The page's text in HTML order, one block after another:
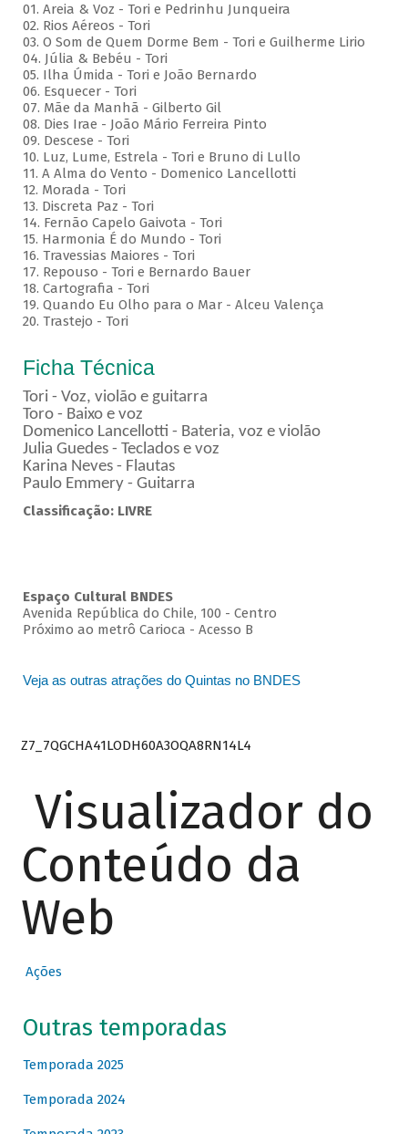
01. Areia & Voz - Tori e Pedrinhu Junqueira
02. ⁠Rios Aéreos - Tori
03. O Som de Quem Dorme Bem - Tori e Guilherme Lirio
04. Júlia & Bebéu - Tori
05. Ilha Úmida - Tori e João Bernardo
06. Esquecer - Tori
07. Mãe da Manhã - Gilberto Gil
08. Dies Irae - João Mário Ferreira Pinto
09. Descese - Tori
10. Luz, Lume, Estrela - Tori e Bruno di Lullo
11. A Alma do Vento - Domenico Lancellotti
12. Morada - Tori
13. Discreta Paz - Tori
14. Fernão Capelo Gaivota - Tori
15. Harmonia É do Mundo - Tori
16. Travessias Maiores - Tori
17. Repouso - Tori e Bernardo Bauer
⁠18. Cartografia - Tori
19. Quando Eu Olho para o Mar - Alceu Valença
20. Trastejo - Tori
Ficha Técnica
Tori - Voz, violão e guitarra
Toro - Baixo e voz
Domenico Lancellotti - Bateria, voz e violão
Julia Guedes - Teclados e voz
Karina Neves - Flautas
Paulo Emmery - Guitarra
Classificação: LIVRE
Espaço Cultural BNDES
Avenida República do Chile, 100 - Centro
Próximo ao metrô Carioca - Acesso B
Veja as outras atrações do Quintas no BNDES
Z7_7QGCHA41LODH60A3OQA8RN14L4
Visualizador do
Conteúdo da
Web
Ações
Outras temporadas
Temporada 2025
Temporada 2024